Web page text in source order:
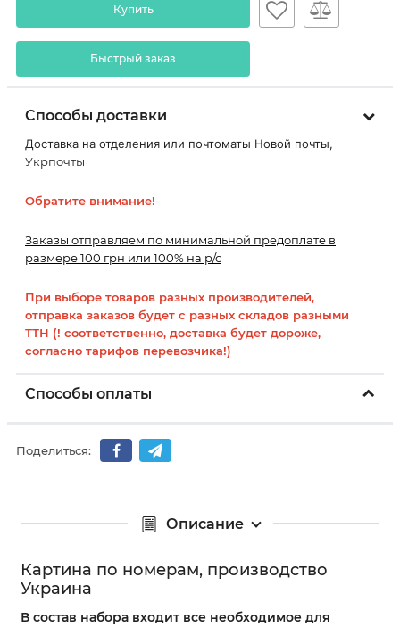
Купить
Быстрый заказ
Способы доставки
Доставка на отделения или почтоматы Новой почты,
Укрпочты
Обратите внимание!
Заказы отправляем по минимальной предоплате в
размере 100 грн или 100% на р/с
При выборе товаров разных производителей,
отправка заказов будет с разных складов разными
ТТН (! соответственно, доставка будет дороже,
согласно тарифов перевозчика!)
Способы оплаты
Поделиться:
Описание
Картина по номерам, производство
Украина
В состав набора входит все необходимое для